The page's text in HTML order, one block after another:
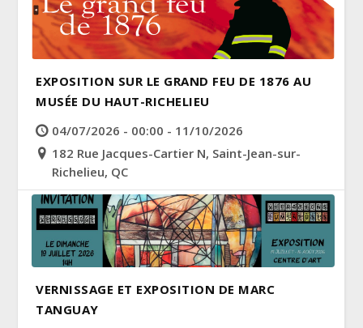
EXPOSITION SUR LE GRAND FEU DE 1876 AU
MUSÉE DU HAUT-RICHELIEU
04/07/2026 - 00:00 - 11/10/2026
182 Rue Jacques-Cartier N, Saint-Jean-sur-
Richelieu, QC
VERNISSAGE ET EXPOSITION DE MARC
TANGUAY